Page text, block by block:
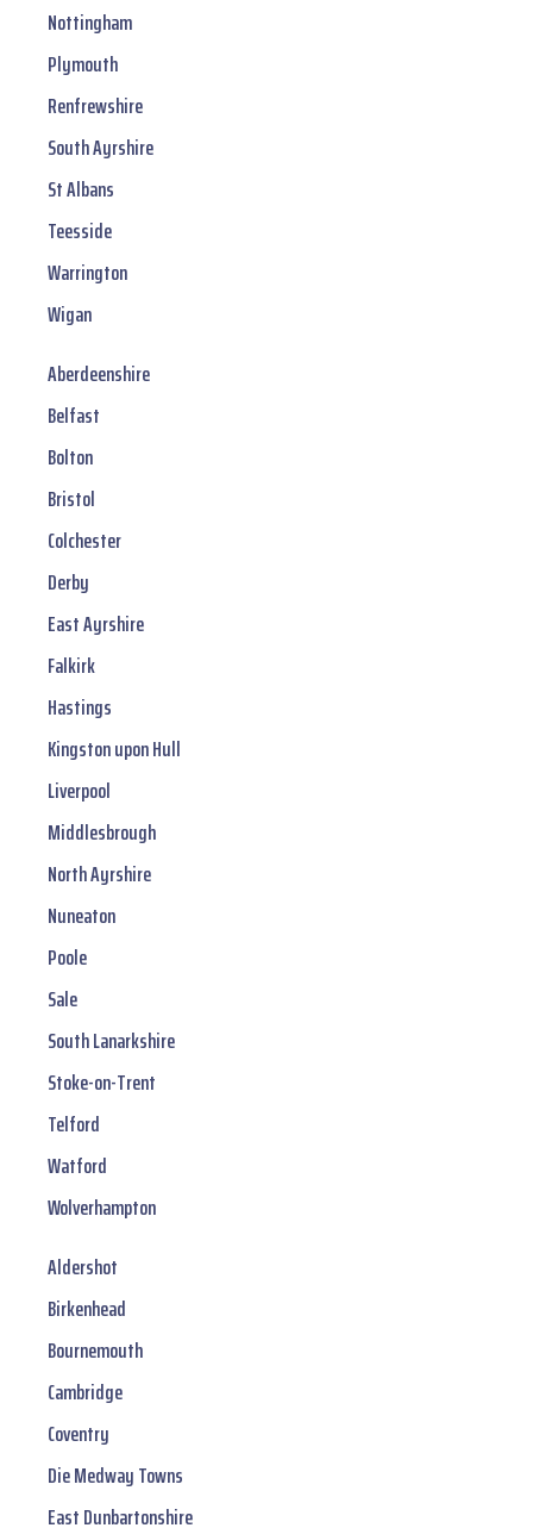
Nottingham
Plymouth
Renfrewshire
South Ayrshire
St Albans
Teesside
Warrington
Wigan
Aberdeenshire
Belfast
Bolton
Bristol
Colchester
Derby
East Ayrshire
Falkirk
Hastings
Kingston upon Hull
Liverpool
Middlesbrough
North Ayrshire
Nuneaton
Poole
Sale
South Lanarkshire
Stoke-on-Trent
Telford
Watford
Wolverhampton
Aldershot
Birkenhead
Bournemouth
Cambridge
Coventry
Die Medway Towns
East Dunbartonshire